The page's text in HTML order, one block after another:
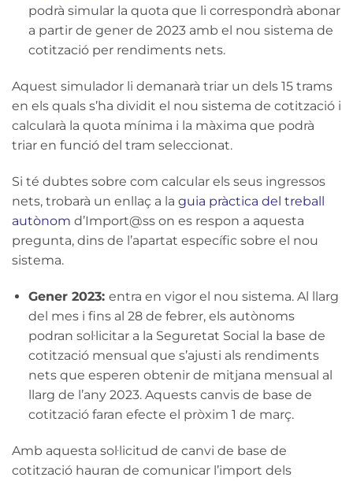
podrà simular la quota que li correspondrà abonar
a partir de gener de 2023 amb el nou sistema de
cotització per rendiments nets.
Aquest simulador li demanarà triar un dels 15 trams
en els quals s’ha dividit el nou sistema de cotització i
calcularà la quota mínima i la màxima que podrà
triar en funció del tram seleccionat.
Si té dubtes sobre com calcular els seus ingressos
nets, trobarà un enllaç a la guia pràctica del treball
autònom d’Import@ss on es respon a aquesta
pregunta, dins de l’apartat específic sobre el nou
sistema.
Gener 2023: entra en vigor el nou sistema. Al llarg
del mes i fins al 28 de febrer, els autònoms
podran sol·licitar a la Seguretat Social la base de
cotització mensual que s’ajusti als rendiments
nets que esperen obtenir de mitjana mensual al
llarg de l’any 2023. Aquests canvis de base de
cotització faran efecte el pròxim 1 de març.
Amb aquesta sol·licitud de canvi de base de
cotització hauran de comunicar l’import dels